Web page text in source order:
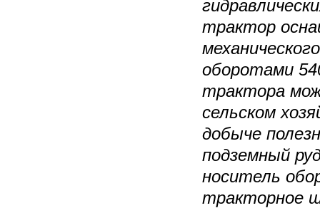
трактор
оборотами
трактора
сельском
добыче
подземный
носитель
тракторное